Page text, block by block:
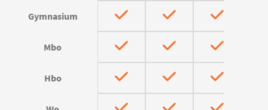
Gymnasium
Mbo
Hbo